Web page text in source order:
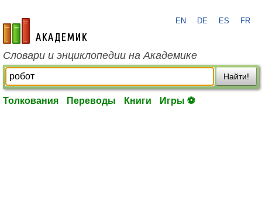
academic.ru
EN DE ES FR
Словари и энциклопедии на Академике
Найти!
Толкования Переводы Книги Игры ⚽